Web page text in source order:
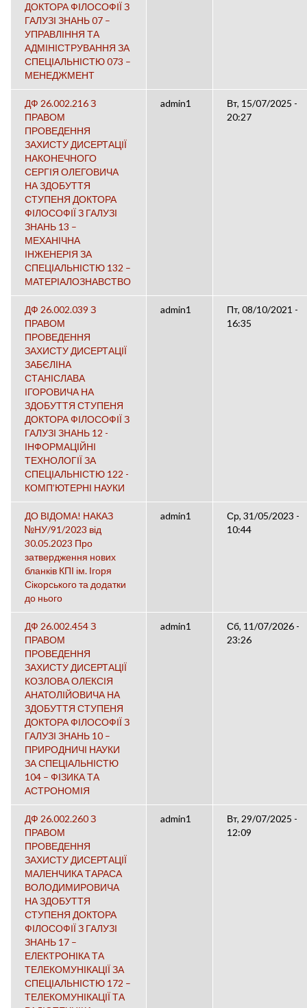
ДОКТОРА ФІЛОСОФІЇ З
ГАЛУЗІ ЗНАНЬ 07 –
УПРАВЛІННЯ ТА
АДМІНІСТРУВАННЯ ЗА
СПЕЦІАЛЬНІСТЮ 073 –
МЕНЕДЖМЕНТ
ДФ 26.002.216 З
ПРАВОМ
ПРОВЕДЕННЯ
ЗАХИСТУ ДИСЕРТАЦІЇ
НАКОНЕЧНОГО
СЕРГІЯ ОЛЕГОВИЧА
НА ЗДОБУТТЯ
СТУПЕНЯ ДОКТОРА
ФІЛОСОФІЇ З ГАЛУЗІ
ЗНАНЬ 13 –
МЕХАНІЧНА
ІНЖЕНЕРІЯ ЗА
СПЕЦІАЛЬНІСТЮ 132 –
МАТЕРІАЛОЗНАВСТВО
admin1
Вт, 15/07/2025 -
20:27
ДФ 26.002.039 З
ПРАВОМ
ПРОВЕДЕННЯ
ЗАХИСТУ ДИСЕРТАЦІЇ
ЗАБЄЛІНА
СТАНІСЛАВА
ІГОРОВИЧА НА
ЗДОБУТТЯ СТУПЕНЯ
ДОКТОРА ФІЛОСОФІЇ З
ГАЛУЗІ ЗНАНЬ 12 -
ІНФОРМАЦІЙНІ
ТЕХНОЛОГІЇ ЗА
СПЕЦІАЛЬНІСТЮ 122 -
КОМП’ЮТЕРНІ НАУКИ
admin1
Пт, 08/10/2021 -
16:35
ДО ВІДОМА! НАКАЗ
№НУ/91/2023 від
30.05.2023 Про
затвердження нових
бланків КПІ ім. Ігоря
Сікорського та додатки
до нього
admin1
Ср, 31/05/2023 -
10:44
ДФ 26.002.454 З
ПРАВОМ
ПРОВЕДЕННЯ
ЗАХИСТУ ДИСЕРТАЦІЇ
КОЗЛОВА ОЛЕКСІЯ
АНАТОЛІЙОВИЧА НА
ЗДОБУТТЯ СТУПЕНЯ
ДОКТОРА ФІЛОСОФІЇ З
ГАЛУЗІ ЗНАНЬ 10 –
ПРИРОДНИЧІ НАУКИ
ЗА СПЕЦІАЛЬНІСТЮ
104 – ФІЗИКА ТА
АСТРОНОМІЯ
admin1
Сб, 11/07/2026 -
23:26
ДФ 26.002.260 З
ПРАВОМ
ПРОВЕДЕННЯ
ЗАХИСТУ ДИСЕРТАЦІЇ
МАЛЕНЧИКА ТАРАСА
ВОЛОДИМИРОВИЧА
НА ЗДОБУТТЯ
СТУПЕНЯ ДОКТОРА
ФІЛОСОФІЇ З ГАЛУЗІ
ЗНАНЬ 17 –
ЕЛЕКТРОНІКА ТА
ТЕЛЕКОМУНІКАЦІЇ ЗА
СПЕЦІАЛЬНІСТЮ 172 –
ТЕЛЕКОМУНІКАЦІЇ ТА
admin1
Вт, 29/07/2025 -
12:09